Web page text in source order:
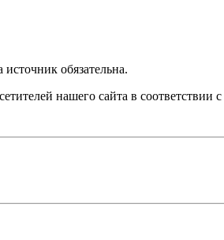
обязательна.
нашего сайта в соответствии с